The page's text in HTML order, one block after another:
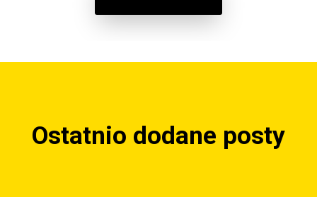
Ostatnio dodane posty